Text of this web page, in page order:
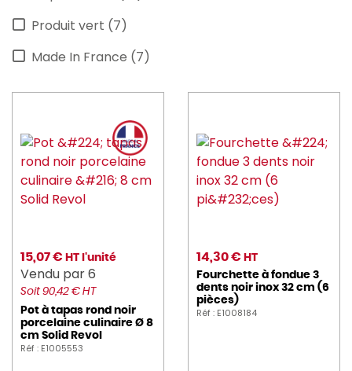
RAK (10)
REVOL (5)
SERAX (14)
Produit vert (7)
Made In France (7)
15,07 € HT l'unité
Vendu par 6
Soit 90,42 € HT
Pot à tapas rond noir
porcelaine culinaire Ø 8
cm Solid Revol
Réf : E1005553
14,30 € HT
Fourchette à fondue 3
dents noir inox 32 cm (6
pièces)
Réf : E1008184